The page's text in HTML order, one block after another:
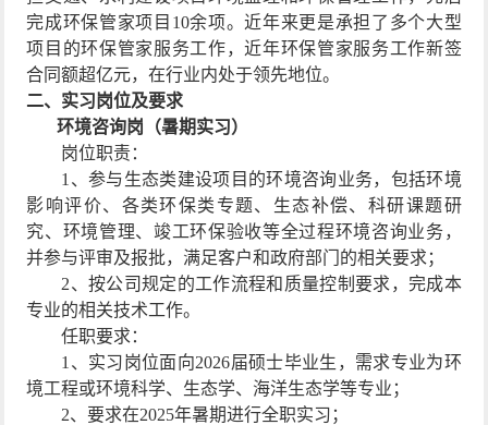
完成环保管家项目 10余项。近年来更是承担了多个大型
项目的环保管家服务工作，近年环保管家服务工作新签
合同额超亿元，在行业内处于领先地位。
二、 实习岗位及要求
环境咨询岗 （暑期实习）
岗位职责：
1 、参与生态类建设项目的环境咨询业务，包括环境
影响评价、各类环保类专题、生态补偿、科研课题研
究、环境管理、竣工环保验收等全过程环境咨询业务，
并参与评审及报批，满足客户和政府部门的相关要求；
2、按公司规定的工作流程和质量控制要求，完成本
专业的相关技术工作。
任职要求：
1 、实习岗位面向2026届硕士毕业生，需求专业为环
境工程或环境科学、 生态学、海洋生态学等专业；
2、要求在2025年暑期进行全职实习；